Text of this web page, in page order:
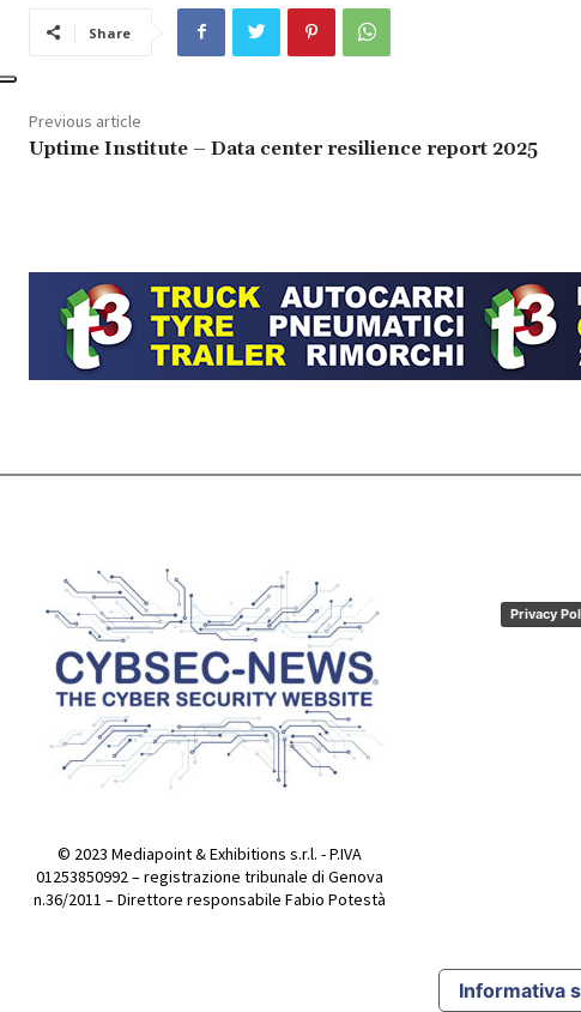
Share
Previous article
Uptime Institute – Data center resilience report 2025
© 2023 Mediapoint & Exhibitions s.r.l. - P.IVA
01253850992 – registrazione tribunale di Genova
n.36/2011 – Direttore responsabile Fabio Potestà
Privacy
Informativa